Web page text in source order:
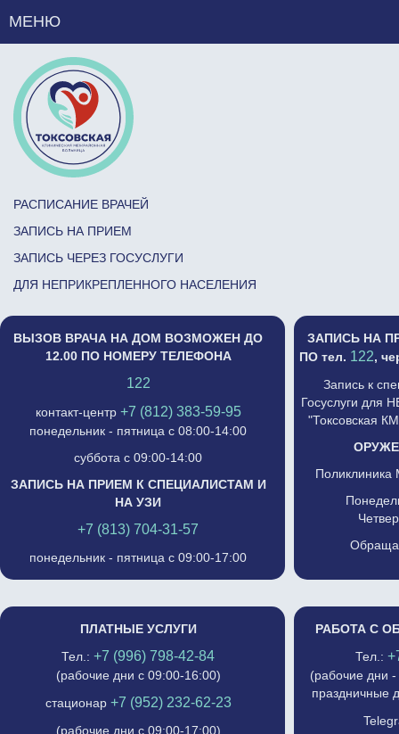
МЕНЮ
РАСПИСАНИЕ ВРАЧЕЙ
ЗАПИСЬ НА ПРИЕМ
ЗАПИСЬ ЧЕРЕЗ ГОСУСЛУГИ
ДЛЯ НЕПРИКРЕПЛЕННОГО НАСЕЛЕНИЯ
ВЫЗОВ ВРАЧА НА ДОМ ВОЗМОЖЕН ДО
12.00 ПО НОМЕРУ ТЕЛЕФОНА
122
контакт-центр +7 (812) 383-59-95
понедельник - пятница с 08:00-14:00
суббота с 09:00-14:00
ЗАПИСЬ НА ПРИЕМ К СПЕЦИАЛИСТАМ И
НА УЗИ
+7 (813) 704-31-57
понедельник - пятница с 09:00-17:00
ЗАПИСЬ НА
ПО тел. 122,
Запись к
Госуслуги для
"Токсовская
Поликлиника
ПЛАТНЫЕ УСЛУГИ
Тел.: +7 (996) 798-42-84
(рабочие дни с 09:00-16:00)
стационар +7 (952) 232-62-23
(рабочие дни с 09:00-17:00)
РАБОТА С
Тел.:
(рабочие дни
праздничные